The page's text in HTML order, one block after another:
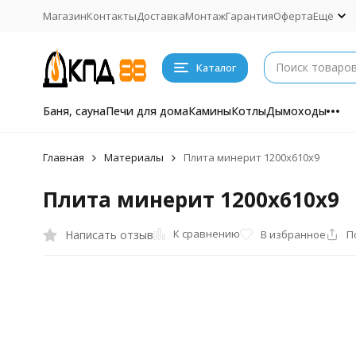
МагазинКонтактыДоставкаМонтажГарантияОфертаЕщё
Каталог
Баня, саунаПечи для домаКаминыКотлыДымоходы
Главная Материалы Плита минерит 1200х610х9
Плита минерит 1200х610х9
Написать отзыв К сравнению В избранное